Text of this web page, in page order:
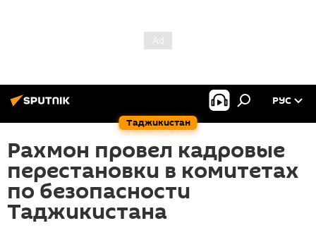
Таджикистан
РУС
Рахмон провел кадровые
перестановки в комитетах
по безопасности
Таджикистана